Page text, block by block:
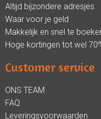
Altijd bijzondere adresjes
Waar voor je geld
Makkelijk en snel te
Hoge kortingen tot wel
Customer service
ONS TEAM
FAQ
Leveringsvoorwaarden